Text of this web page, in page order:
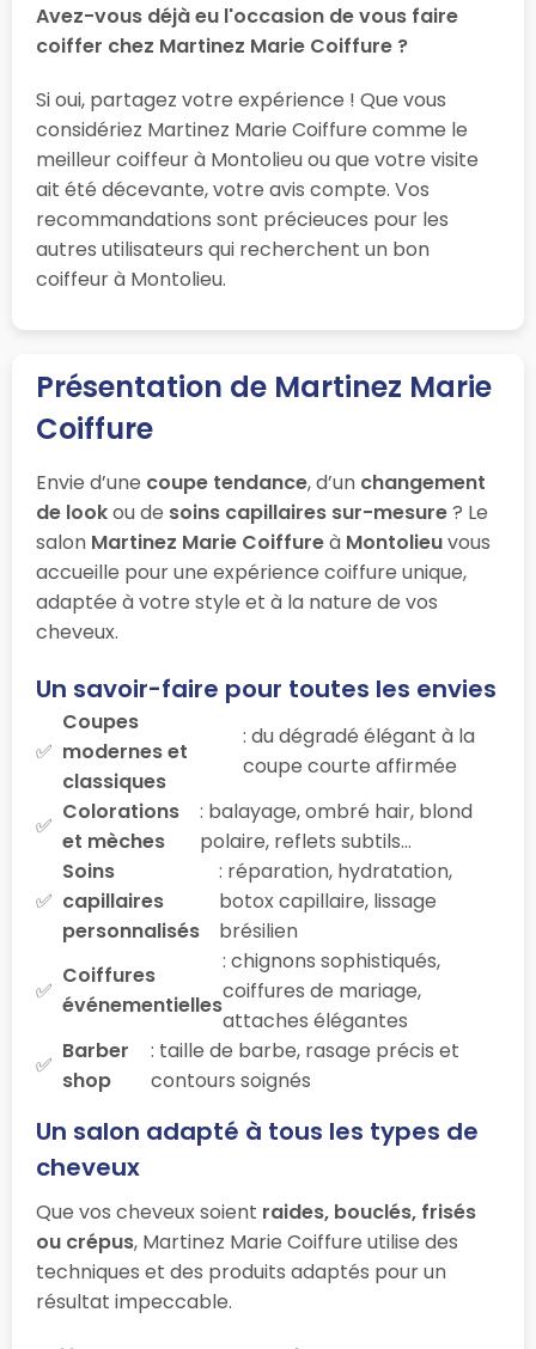
Avez-vous déjà eu l'occasion de vous faire
coiffer chez Martinez Marie Coiffure ?
Si oui, partagez votre expérience ! Que vous
considériez Martinez Marie Coiffure comme le
meilleur coiffeur à Montolieu ou que votre visite
ait été décevante, votre avis compte. Vos
recommandations sont précieuces pour les
autres utilisateurs qui recherchent un bon
coiffeur à Montolieu.
Présentation de Martinez Marie
Coiffure
Envie d’une coupe tendance, d’un changement
de lookou de soins capillaires sur-mesure? Le
salon Martinez Marie Coiffureà Montolieuvous
accueille pour une expérience coiffure unique,
adaptée à votre style et à la nature de vos
cheveux.
Un savoir-faire pour toutes les envies
Coupes
modernes et
classiques
: du dégradé élégant à la
coupe courte affirmée
Colorations
et mèches
: balayage, ombré hair, blond
polaire, reflets subtils…
Soins
capillaires
personnalisés
: réparation, hydratation,
botox capillaire, lissage
brésilien
Coiffures
événementielles
: chignons sophistiqués,
coiffures de mariage,
attaches élégantes
Barber
shop
: taille de barbe, rasage précis et
contours soignés
Un salon adapté à tous les types de
cheveux
Que vos cheveux soient raides, bouclés, frisés
ou crépus, Martinez Marie Coiffure utilise des
techniques et des produits adaptés pour un
résultat impeccable.